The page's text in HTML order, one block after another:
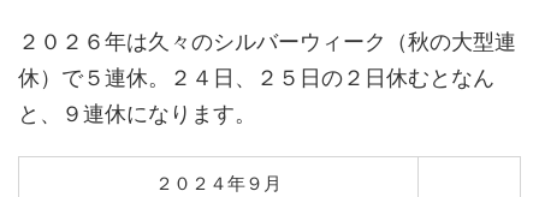
２０２６年は久々のシルバーウィーク（秋の大型連
休）で５連休。２４日、２５日の２日休むとなん
と、９連休になります。
２０２４年９月